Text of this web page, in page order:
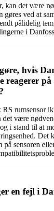
kan det være
gøres ved at
pålidelig
i
hvis
reagerer
rumsensor
være
i stand til at
Det
på sensoren
en fejl i